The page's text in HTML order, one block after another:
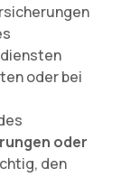
oder bei
oder
den